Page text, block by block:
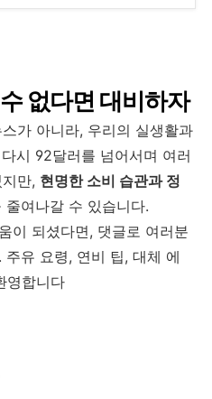
없다면 대비하자
가 아니라, 우리의 실생활과
시 92달러를 넘어서며 여러
만, 현명한 소비 습관과 정
여나갈 수 있습니다.
이 되셨다면, 댓글로 여러분
유 요령, 연비 팁, 대체 에
영합니다